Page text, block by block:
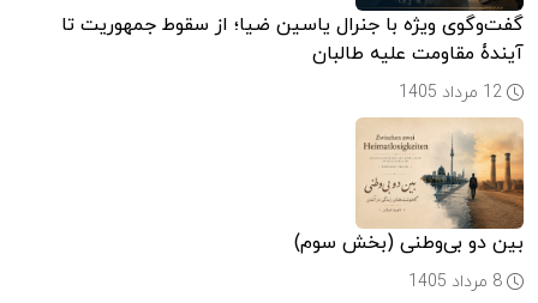
گفت‌وگوی ویژه با جنرال یاسین ضیا؛ از سقوط جمهوریت تا
آیندۀ مقاومت علیه طالبان
12 مرداد 1405
بین دو بی‌وطنی (بخش سوم)
8 مرداد 1405